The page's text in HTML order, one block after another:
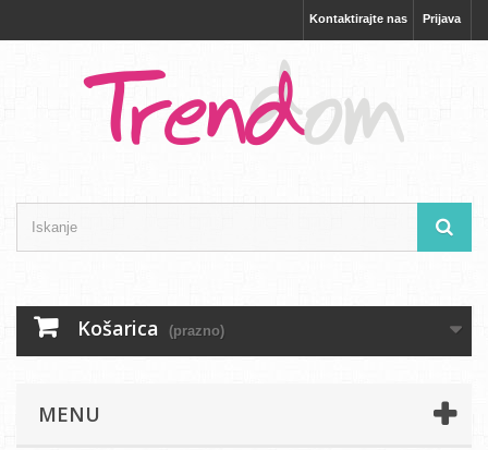
Prijava
Kontaktirajte nas
Košarica (prazno)
MENU